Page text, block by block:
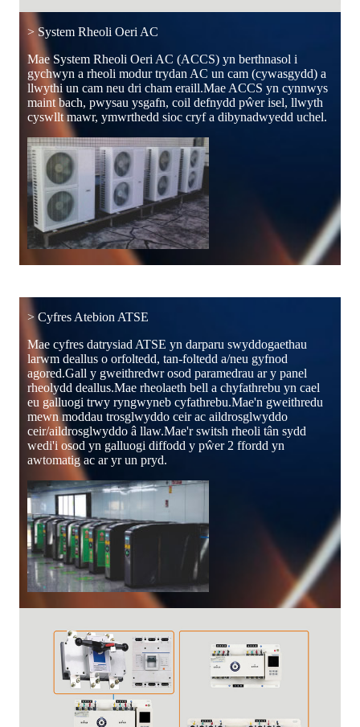
> System Rheoli Oeri AC
Mae System Rheoli Oeri AC (ACCS) yn berthnasol i
gychwyn a rheoli modur trydan AC un cam (cywasgydd) a
llwythi un cam neu dri cham eraill.Mae ACCS yn cynnwys
maint bach, pwysau ysgafn, coil defnydd pŵer isel, llwyth
cyswllt mawr, ymwrthedd sioc cryf a dibynadwyedd uchel.
> Cyfres Atebion ATSE
Mae cyfres datrysiad ATSE yn darparu swyddogaethau
larwm deallus o orfoltedd, tan-foltedd a/neu gyfnod
agored.Gall y gweithredwr osod paramedrau ar y panel
rheolydd deallus.Mae rheolaeth bell a chyfathrebu yn cael
eu galluogi trwy ryngwyneb cyfathrebu.Mae'n gweithredu
mewn moddau trosglwyddo ceir ac aildrosglwyddo
ceir/aildrosglwyddo â llaw.Mae'r switsh rheoli tân sydd
wedi'i osod yn galluogi diffodd y pŵer 2 ffordd yn
awtomatig ac ar yr un pryd.